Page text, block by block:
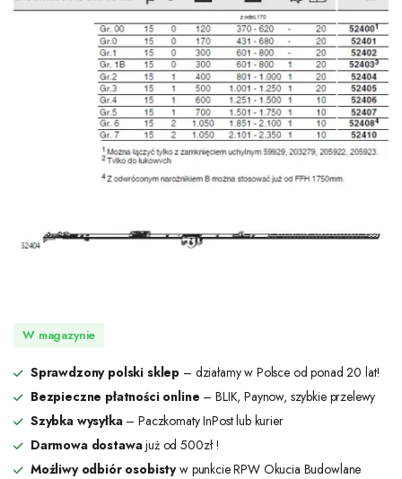
W magazynie
Sprawdzony polski sklep – działamy w Polsce od ponad 20 lat!
Bezpieczne płatności online – BLIK, Paynow, szybkie przelewy
Szybka wysyłka– Paczkomaty InPost lub kurier
Darmowa dostawajuż od 500zł !
Możliwy odbiór osobistyw punkcie RPW Okucia Budowlane